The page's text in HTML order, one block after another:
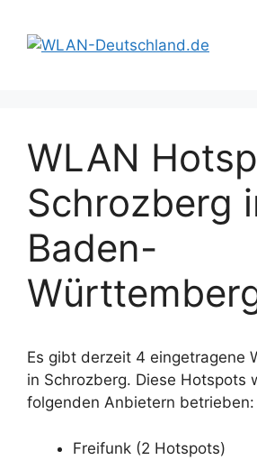
Inhalt
springen
WLAN
Schrozberg
Baden-
Es gibt derzeit 4 eingetragene
in Schrozberg. Diese Hotspots
folgenden Anbietern betrieben:
Freifunk (2 Hotspots)